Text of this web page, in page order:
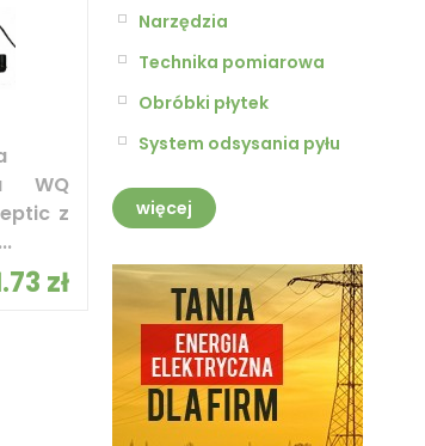
WQ
z
zł
Narzędzia
Technika pomiarowa
Obróbki płytek
System odsysania pyłu
więcej